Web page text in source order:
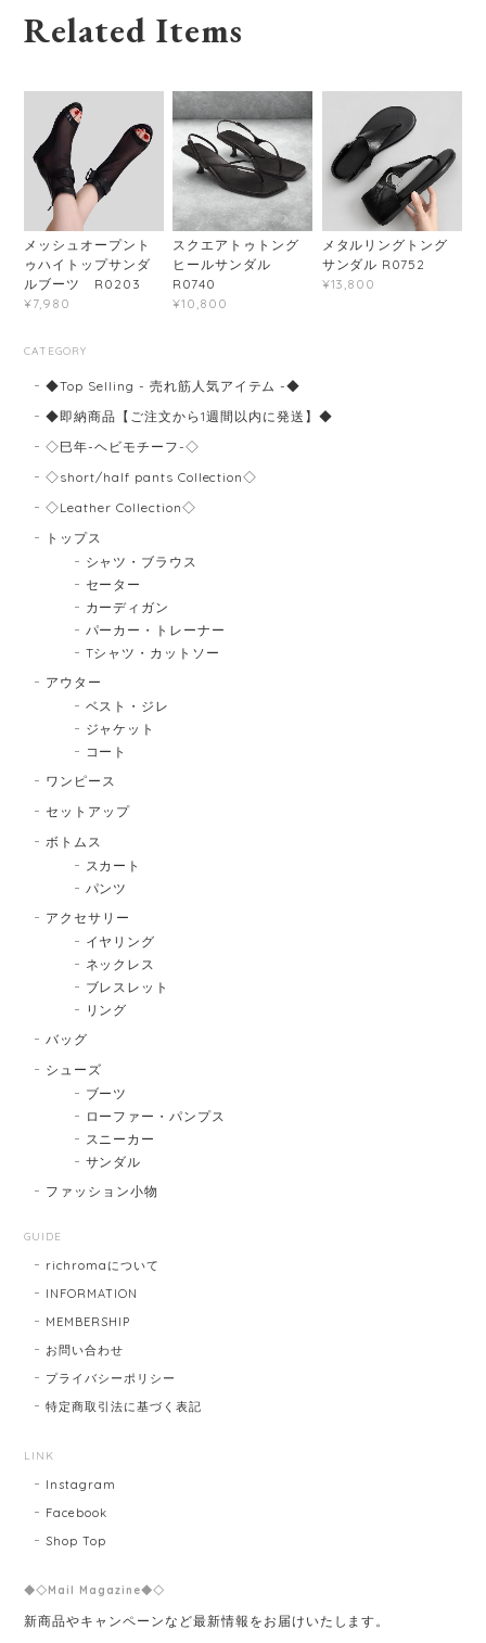
Related Items
メッシュオープント
ゥハイトップサンダ
ルブーツ R0203
¥7,980
スクエアトゥトング
ヒールサンダル
R0740
¥10,800
メタルリングトング
サンダル R0752
¥13,800
CATEGORY
◆Top Selling - 売れ筋人気アイテム -◆
◆即納商品【ご注文から1週間以内に発送】◆
◇巳年-ヘビモチーフ-◇
◇short/half pants Collection◇
◇Leather Collection◇
トップス
シャツ・ブラウス
セーター
カーディガン
パーカー・トレーナー
Tシャツ・カットソー
アウター
ベスト・ジレ
ジャケット
コート
ワンピース
セットアップ
ボトムス
スカート
パンツ
アクセサリー
イヤリング
ネックレス
ブレスレット
リング
バッグ
シューズ
ブーツ
ローファー・パンプス
スニーカー
サンダル
ファッション小物
GUIDE
richromaについて
INFORMATION
MEMBERSHIP
お問い合わせ
プライバシーポリシー
特定商取引法に基づく表記
LINK
Instagram
Facebook
Shop Top
◆◇Mail Magazine◆◇
新商品やキャンペーンなど最新情報をお届けいたします。